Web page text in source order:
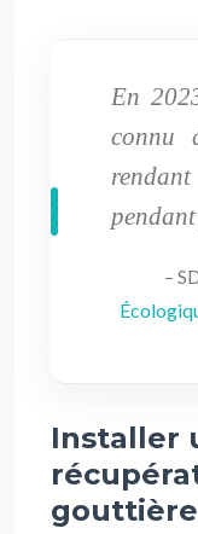
En
connu
–
Installer